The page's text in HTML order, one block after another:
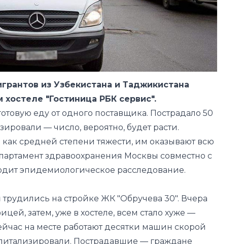
из Узбекистана и Таджикистана
"Гостиница РБК сервис".
еду от одного поставщика. Пострадало 50
— число, вероятно, будет расти.
средней степени тяжести, им оказывают всю
здравоохранения Москвы совместно с
эпидемиологическое расследование.
на стройке ЖК "Обручева 30". Вчера
затем, уже в хостеле, всем стало хуже —
на месте работают десятки машин скорой
Пострадавшие — граждане